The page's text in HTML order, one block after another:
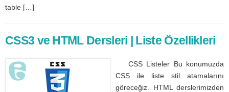
table […]
CSS3 ve HTML Dersleri | Liste Özellikleri
CSS Listeler Bu konumuzda
CSS ile liste stil atamalarını
göreceğiz. HTML derslerimizden